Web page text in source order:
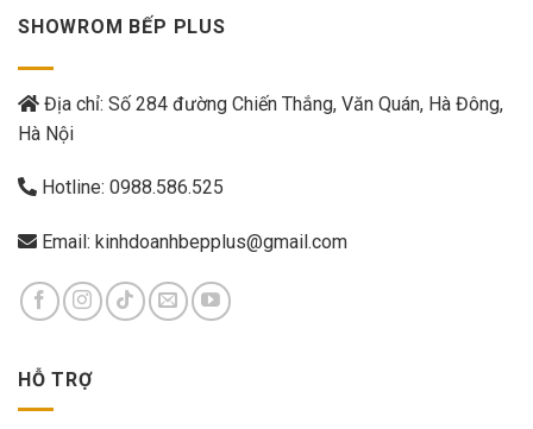
SHOWROM BẾP PLUS
Địa chỉ: Số 284 đường Chiến Thắng, Văn Quán, Hà Đông,
Hà Nội
Hotline: 0988.586.525
Email: kinhdoanhbepplus@gmail.com
HỖ TRỢ